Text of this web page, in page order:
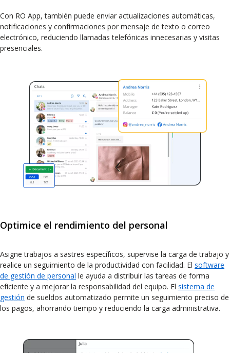
Con RO App, también puede enviar actualizaciones automáticas,
notificaciones y confirmaciones por mensaje de texto o correo
electrónico, reduciendo llamadas telefónicas innecesarias y visitas
presenciales.
Optimice el rendimiento del personal
Asigne trabajos a sastres específicos, supervise la carga de trabajo y
realice un seguimiento de la productividad con facilidad. El software
de gestión de personal le ayuda a distribuir las tareas de forma
eficiente y a mejorar la responsabilidad del equipo. El sistema de
gestión de sueldos automatizado permite un seguimiento preciso de
los pagos, ahorrando tiempo y reduciendo la carga administrativa.